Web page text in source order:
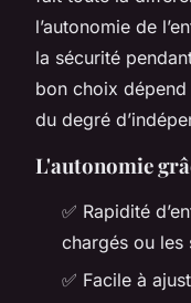
l’autonomie de
la sécurité
bon choix dépend
du degré
L'autonomie
✅ Rapidité
chargés ou les
✅ Facile à